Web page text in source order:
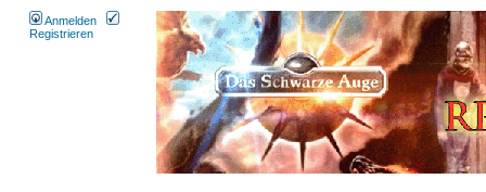
Anmelden
Registrieren